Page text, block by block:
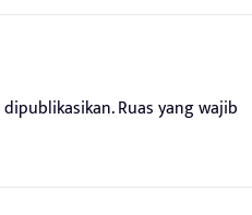
Ruas yang wajib